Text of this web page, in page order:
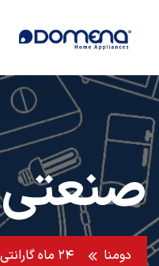
صنعتی
دومنا
۲۴ ماه گارانتی